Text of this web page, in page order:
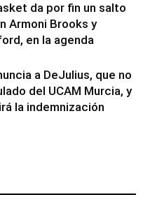
da por fin un salto
Armoni Brooks y
en la agenda
a DeJulius, que no
del UCAM Murcia, y
la indemnización